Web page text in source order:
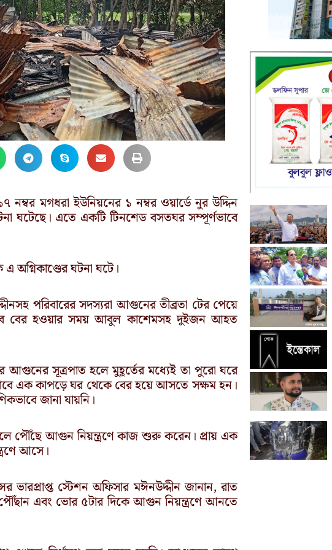
নম্বর মগধরা ইউনিয়নের ১ নম্বর ওয়ার্ডে নুর উদ্দিন
ঘটেছে। এতে একটি টিনশেড বসতঘর সম্পূর্ণভাবে
অগ্নিকাণ্ডের ঘটনা ঘটে।
পরিবারের সদস্যরা আগুনের তীব্রতা টের পেয়ে
বের হওয়ার সময় আবুল কাশেমসহ দুইজন আহত
আগুনের সূত্রপাত হলে মুহূর্তের মধ্যেই তা পুরো ঘরে
এক কাপড়ে ঘর থেকে বের হয়ে আসতে সক্ষম হন।
জানা যায়নি।
পৌঁছে আগুন নিয়ন্ত্রণে কাজ শুরু করেন। প্রায় এক
আসে।
ভারপ্রাপ্ত স্টেশন অফিসার মঈনউদ্দীন জানান, রাত
পৌঁছান এবং ভোর ৫টার দিকে আগুন নিয়ন্ত্রণে আনতে